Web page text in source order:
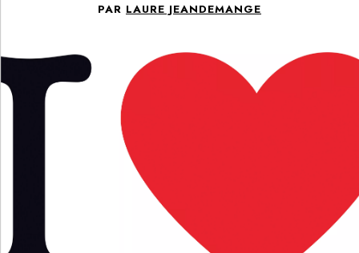
PAR LAURE JEANDEMANGE